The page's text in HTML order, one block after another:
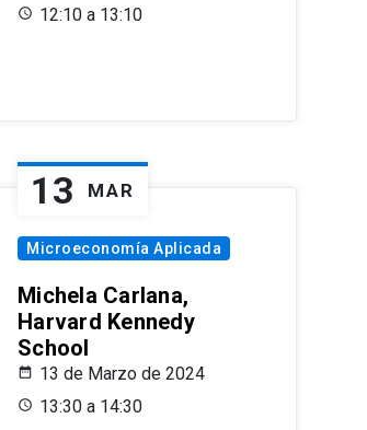
12:10 a 13:10
13 MAR
Microeconomía Aplicada
Michela Carlana,
Harvard Kennedy
School
13 de Marzo de 2024
13:30 a 14:30